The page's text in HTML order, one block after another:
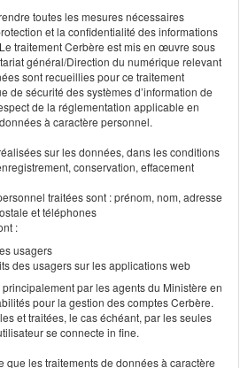
toutes les mesures nécessaires
et la confidentialité des informations
traitement Cerbère est mis en œuvre sous
général/Direction du numérique relevant
sont recueillies pour ce traitement
de sécurité des systèmes d’information de
de la réglementation applicable en
à caractère personnel.
sur les données, dans les conditions
conservation, effacement
traitées sont : prénom, nom, adresse
et téléphones
:
usagers
des usagers sur les applications web
par les agents du Ministère en
pour la gestion des comptes Cerbère.
et traitées, le cas échéant, par les seules
se connecte in fine.
que les traitements de données à caractère